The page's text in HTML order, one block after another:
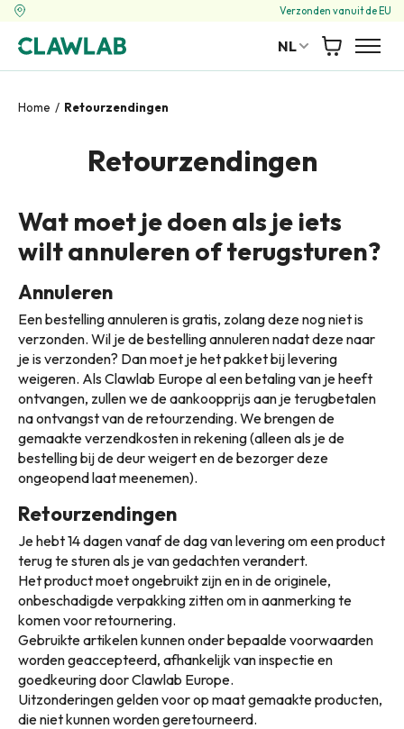
Verzonden vanuit de EU
NL
Home / Retourzendingen
Retourzendingen
Wat moet je doen als je iets
wilt annuleren of terugsturen?
Annuleren
Een bestelling annuleren is gratis, zolang deze nog niet is
verzonden. Wil je de bestelling annuleren nadat deze naar
je is verzonden? Dan moet je het pakket bij levering
weigeren. Als Clawlab Europe al een betaling van je heeft
ontvangen, zullen we de aankoopprijs aan je terugbetalen
na ontvangst van de retourzending. We brengen de
gemaakte verzendkosten in rekening (alleen als je de
bestelling bij de deur weigert en de bezorger deze
ongeopend laat meenemen).
Retourzendingen
Je hebt 14 dagen vanaf de dag van levering om een product
terug te sturen als je van gedachten verandert.
Het product moet ongebruikt zijn en in de originele,
onbeschadigde verpakking zitten om in aanmerking te
komen voor retournering.
Gebruikte artikelen kunnen onder bepaalde voorwaarden
worden geaccepteerd, afhankelijk van inspectie en
goedkeuring door Clawlab Europe.
Uitzonderingen gelden voor op maat gemaakte producten,
die niet kunnen worden geretourneerd.